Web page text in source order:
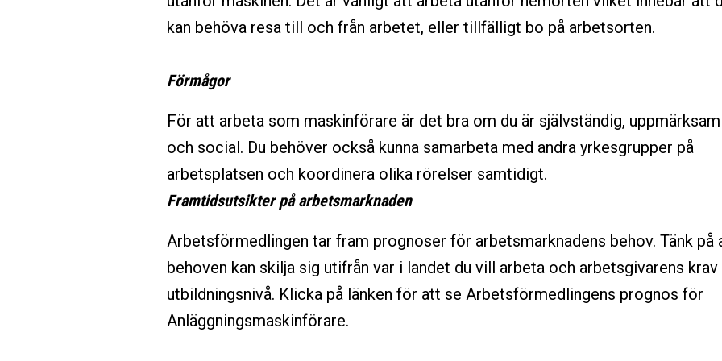
kan behöva resa till och från arbetet, eller tillfälligt bo på arbetsorten.
Förmågor
För att arbeta som maskinförare är det bra om du är självständig, uppmärksam
och social. Du behöver också kunna samarbeta med andra yrkesgrupper på
arbetsplatsen och koordinera olika rörelser samtidigt.
Framtidsutsikter på arbetsmarknaden
Arbetsförmedlingen tar fram prognoser för arbetsmarknadens behov. Tänk på
behoven kan skilja sig utifrån var i landet du vill arbeta och arbetsgivarens krav
utbildningsnivå. Klicka på länken för att se Arbetsförmedlingens prognos för
Anläggningsmaskinförare.